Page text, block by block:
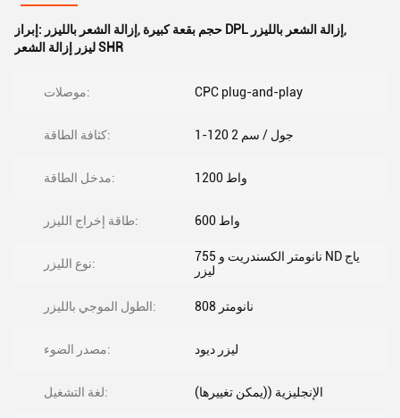
إبراز: إزالة الشعر بالليزر , حجم بقعة كبيرة DPL إزالة الشعر بالليزر ,
ليزر إزالة الشعر SHR
موصلات: CPC plug-and-play
كثافة الطاقة: 1-120 جول / سم 2
مدخل الطاقة: 1200 واط
طاقة إخراج الليزر: 600 واط
نوع الليزر:
755 نانومتر الكسندريت و ND ياج
ليزر
الطول الموجي بالليزر: 808 نانومتر
مصدر الضوء: ليزر ديود
لغة التشغيل: الإنجليزية ((يمكن تغييرها)